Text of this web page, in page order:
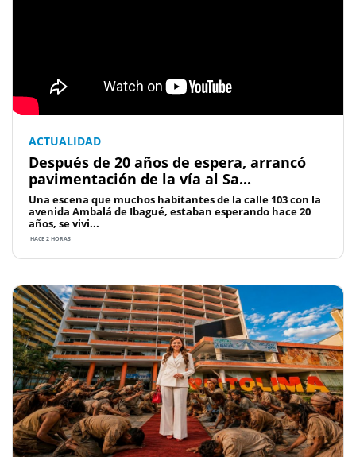
ACTUALIDAD
Después de 20 años de espera, arrancó
pavimentación de la vía al Sa...
Una escena que muchos habitantes de la calle 103 con la
avenida Ambalá de Ibagué, estaban esperando hace 20
años, se vivi...
HACE 2 HORAS